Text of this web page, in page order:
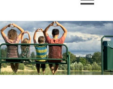
MENÜ